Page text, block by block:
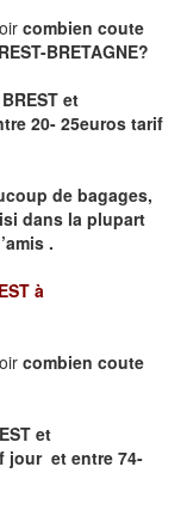
combien coute
BRETAGNE?
et
20- 25euros tarif
de bagages,
dans la plupart
.
à
combien coute
et
jour et entre 74-